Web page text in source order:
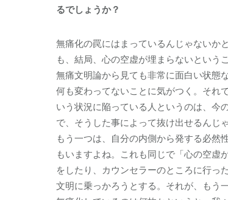
るでしょうか？
無痛化の罠にはまっているんじゃないか
も、結局、心の空虚が埋まらないという
無痛文明論から見ても非常に面白い状態
何も変わってないことに気がつく。それ
いう状況に陥っている人というのは、今
で、そうした事によって抜け出せるんじ
もう一つは、自分の内側から発する必然
もいますよね。これも同じで「心の空虚
をしたり、カウンセラーのところに行っ
文明に乗っかろうとする。それが、もう